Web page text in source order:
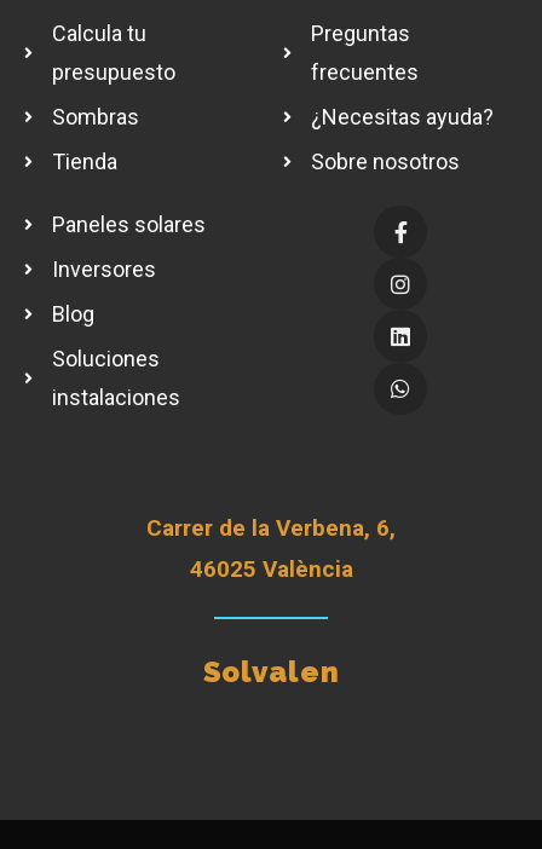
Calcula tu
presupuesto
Sombras
Tienda
Paneles solares
Inversores
Blog
Soluciones
instalaciones
Preguntas
frecuentes
¿Necesitas ayuda?
Sobre nosotros
Carrer de la Verbena, 6,
46025 València
Solvalen